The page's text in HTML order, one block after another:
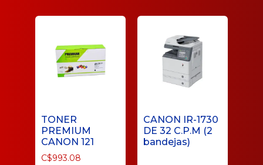
TONER
PREMIUM
CANON 121
C$993.08
CANON IR-1730
DE 32 C.P.M (2
bandejas)